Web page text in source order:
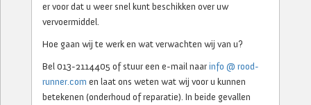
er voor dat u weer snel kunt beschikken over uw
vervoermiddel.
Hoe gaan wij te werk en wat verwachten wij van u?
Bel 013-2114405 of stuur een e-mail naarinfo @ rood-
runner.com en laat ons weten wat wij voor u kunnen
betekenen (onderhoud of reparatie). In beide gevallen